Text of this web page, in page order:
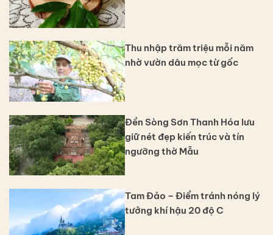
Thu nhập trăm triệu mỗi năm
nhờ vườn dâu mọc từ gốc
Đền Sòng Sơn Thanh Hóa lưu
giữ nét đẹp kiến trúc và tín
ngưỡng thờ Mẫu
Tam Đảo – Điểm tránh nóng lý
tưởng khí hậu 20 độ C